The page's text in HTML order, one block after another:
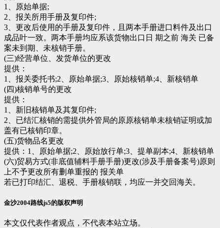
1、原始单据;
2、报关所用手册及复印件;
3、更改后使用的手册及复印件，且两本手册进口料件及出口
成品叶一致。两本手册均应系该货物出口日 期之前 海关 已备
案未到期、未核销手册。
(三)经营单位、发货单位的更改
提供：
1、报关委托书;2、原始单据;3、原始核销单;4、新核销单
(四)核销单号的更改
提供：
1、新旧核销单及其复印件;
2、已结汇核销的需提供外管局的原原核销单未核销证明或加
盖有已核销印章。
(五)货物品名更改
提供：1、原始单据;2、原始放行单;3、提单副本;4、新核销单
(六)贸易方式(非底值辅料手册手册)更改(涉及手册备案号)原则
上不予更改所有删单重报的 报关单
若已打印结汇、退税、手册核销联，均应一并交回海关。
金沙2004路线js5的版权声明
本文仅代表作者观点，不代表本站立场。